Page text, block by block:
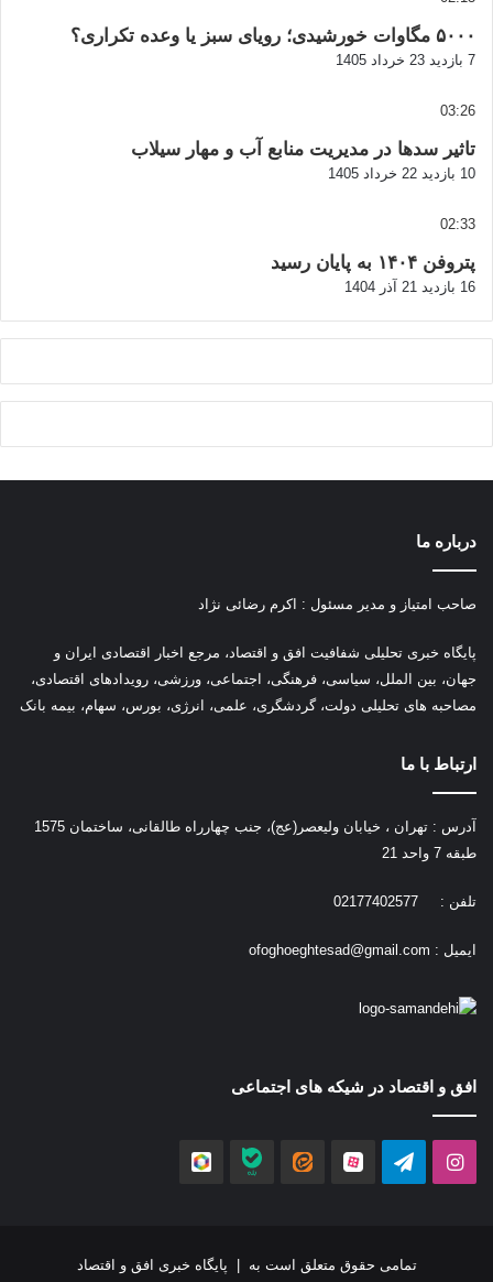
۵۰۰۰ مگاوات خورشیدی؛ رویای سبز یا وعده تکراری؟
7 بازدید 23 خرداد 1405
03:26
تاثیر سدها در مدیریت منابع آب و مهار سیلاب
10 بازدید 22 خرداد 1405
02:33
پتروفن ۱۴۰۴ به پایان رسید
16 بازدید 21 آذر 1404
درباره ما
صاحب امتیاز و مدیر مسئول : اکرم رضائی نژاد
پایگاه خبری تحلیلی شفافیت افق و اقتصاد، مرجع اخبار اقتصادی ایران و
جهان، بین الملل، سیاسی، فرهنگی، اجتماعی، ورزشی، رویدادهای اقتصادی،
مصاحبه های تحلیلی دولت، گردشگری، علمی، انرژی، بورس، سهام، بیمه بانک
ارتباط با ما
آدرس : تهران ، خیابان ولیعصر(عج)، جنب چهارراه طالقانی، ساختمان 1575
طبقه 7 واحد 21
تلفن : 02177402577
ایمیل : ofoghoeghtesad@gmail.com
افق و اقتصاد در شیکه های اجتماعی
اینستاگرامتلگرام آپارات ایتا بله
تمامی حقوق متعلق است به | پایگاه خبری افق و اقتصاد